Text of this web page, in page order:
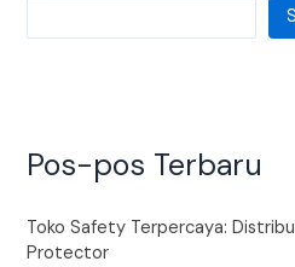
Pos-pos Terbaru
Toko Safety Terpercaya:
Protector